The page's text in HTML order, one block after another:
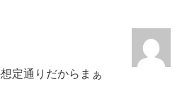
定通りだからまぁ